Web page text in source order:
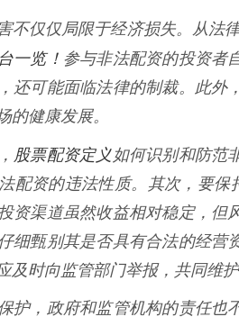
不仅仅局限于经济损失。从法
一览！ 参与非法配资的投资者
还可能面临法律的制裁。此外
的健康发展。
股票配资定义如何识别和防范
配资的违法性质。其次，要保
资渠道虽然收益相对稳定，但
细甄别其是否具有合法的经营
及时向监管部门举报，共同维护
护，政府和监管机构的责任也